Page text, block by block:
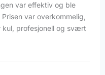
var effektiv og ble
var overkommelig,
kul, profesjonell og svært